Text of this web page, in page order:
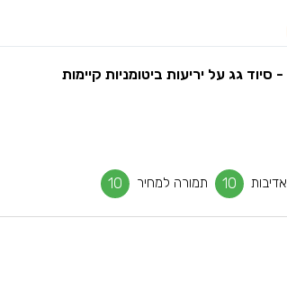
- סיוד גג על יריעות ביטומניות קיימות
אדיבות 10 תמורה למחיר 10